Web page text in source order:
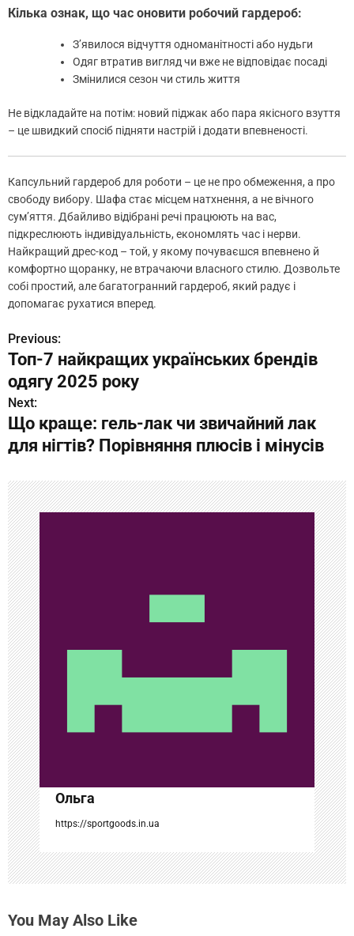
Кілька ознак, що час оновити робочий гардероб:
З’явилося відчуття одноманітності або нудьги
Одяг втратив вигляд чи вже не відповідає посаді
Змінилися сезон чи стиль життя
Не відкладайте на потім: новий піджак або пара якісного взуття
– це швидкий спосіб підняти настрій і додати впевненості.
Капсульний гардероб для роботи – це не про обмеження, а про
свободу вибору. Шафа стає місцем натхнення, а не вічного
сум’яття. Дбайливо відібрані речі працюють на вас,
підкреслюють індивідуальність, економлять час і нерви.
Найкращий дрес-код – той, у якому почуваєшся впевнено й
комфортно щоранку, не втрачаючи власного стилю. Дозвольте
собі простий, але багатогранний гардероб, який радує і
допомагає рухатися вперед.
Н
а
в
и
а
ц
и
я
п
о
з
а
п
и
с
я
м
Previous:
Топ-7 найкращих українських брендів
одягу 2025 року
Next:
Що краще: гель-лак чи звичайний лак
для нігтів? Порівняння плюсів і мінусів
Ольга
https://sportgoods.in.ua
You May Also Like